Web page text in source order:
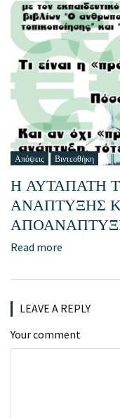
Απόψεις Βιντεοθήκη
Η ΑΥΤΑΠΑΤΗ
ΑΝΑΠΤΥΞΗΣ
Read more
LEAVE A REPLY
Your comment